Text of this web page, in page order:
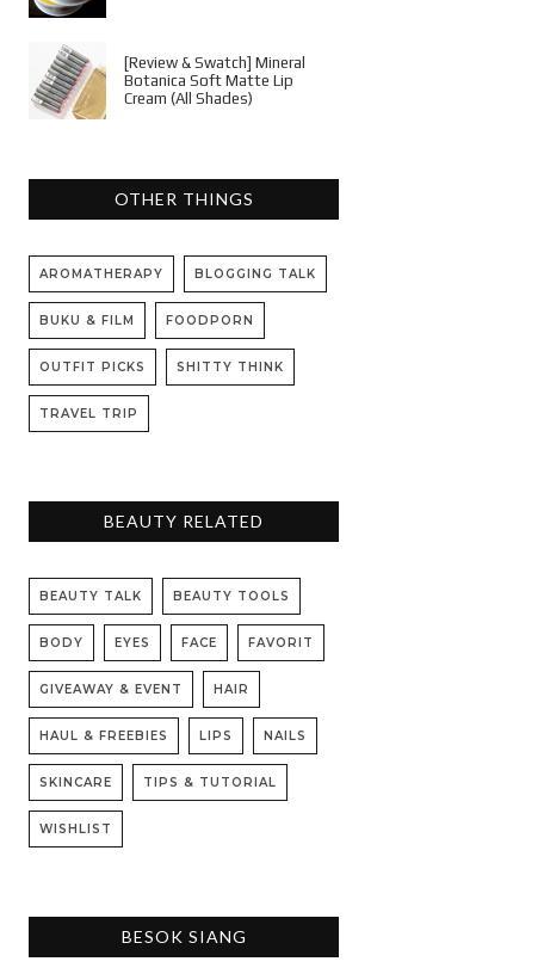
[Review & Swatch] Mineral
Botanica Soft Matte Lip
Cream (All Shades)
OTHER THINGS
AROMATHERAPY BLOGGING TALK
BUKU & FILM FOODPORN
OUTFIT PICKS SHITTY THINK
TRAVEL TRIP
BEAUTY RELATED
BEAUTY TALK BEAUTY TOOLS
BODY EYES FACE FAVORIT
GIVEAWAY & EVENT HAIR
HAUL & FREEBIES LIPS NAILS
SKINCARE TIPS & TUTORIAL
WISHLIST
BESOK SIANG